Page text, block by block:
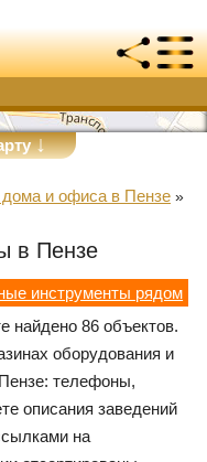
↓
и офиса в Пензе »
в Пензе
инструменты рядом
найдено 86 объектов.
оборудования и
телефоны,
описания заведений
на